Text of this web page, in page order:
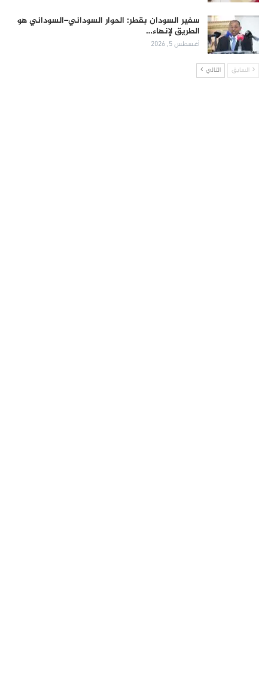
سفير السودان بقطر: الحوار السوداني–السوداني هو
الطريق لإنهاء…
أغسطس 5, 2026
السابق التالي